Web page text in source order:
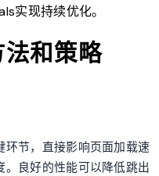
实现持续优化。
和策略
节，直接影响页面加载速
良好的性能可以降低跳出